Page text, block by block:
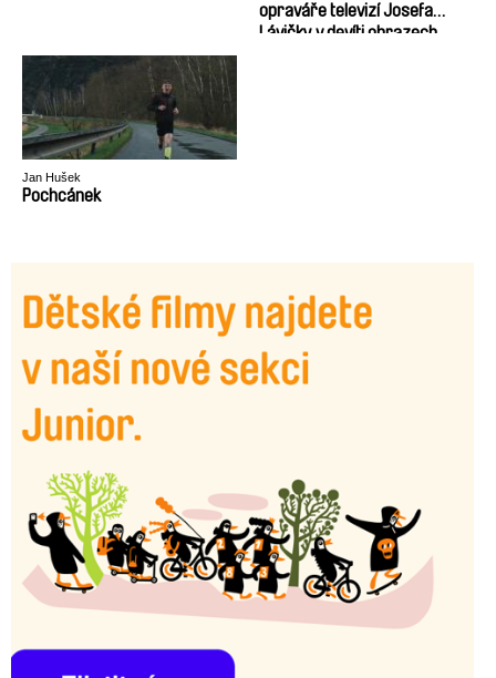
opraváře televizí Josefa
Lávičky v devíti obrazech
Jan Hušek
Pochcánek